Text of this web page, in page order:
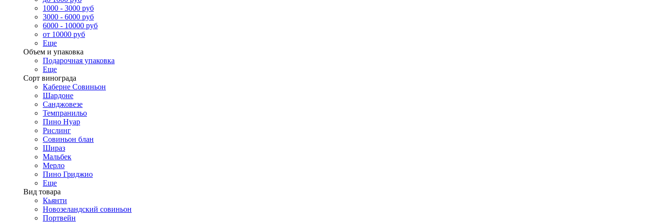
1000 - 3000 руб
3000 - 6000 руб
6000 - 10000 руб
от 10000 руб
Еще
Объем и упаковка
Подарочная упаковка
Еще
Сорт винограда
Каберне Совиньон
Шардоне
Санджовезе
Темпранильо
Пино Нуар
Рислинг
Совиньон блан
Шираз
Мальбек
Мерло
Пино Гриджио
Еще
Вид товара
Кьянти
Новозеландский совиньон
Портвейн